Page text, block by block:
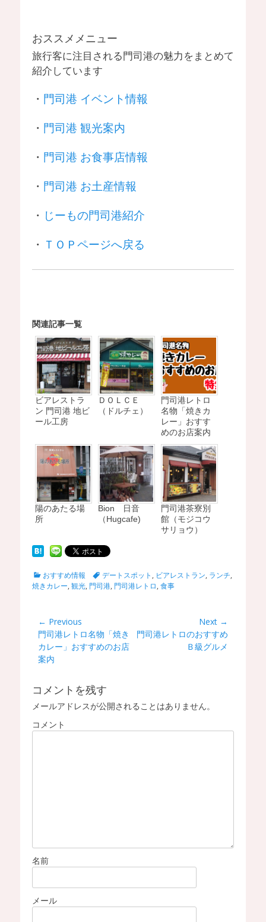
おススメメニュー
旅行客に注目される門司港の魅力をまとめて
紹介しています
・ 門司港 イベント情報
・ 門司港 観光案内
・ 門司港 お食事店情報
・ 門司港 お土産情報
・ じーもの門司港紹介
・ ＴＯＰページへ戻る
関連記事一覧
ビアレストラ
ン 門司港 地ビ
ール工房
ＤＯＬＣＥ
（ドルチェ）
門司港レトロ
名物「焼きカ
レー」おすす
めのお店案内
陽のあたる場
所
Bion 日音
（Hugcafe)
門司港茶寮別
館（モジコウ
サリョウ）
C
a
おすすめ情報
T
a
デートスポット , ビアレストラン, ランチ,
焼きカレー, 観光, 門司港, 門司港レトロ, 食事
投
稿
ナ
ゲ
ー
ョ
← Previous
Previous
post:
門司港レトロ名物「焼き
カレー」おすすめのお店
案内
Next →
Next
門司港レトロのおすすめ
Ｂ級グルメ
コメントを残す
メールアドレスが公開されることはありません。
コメント
名前
メール